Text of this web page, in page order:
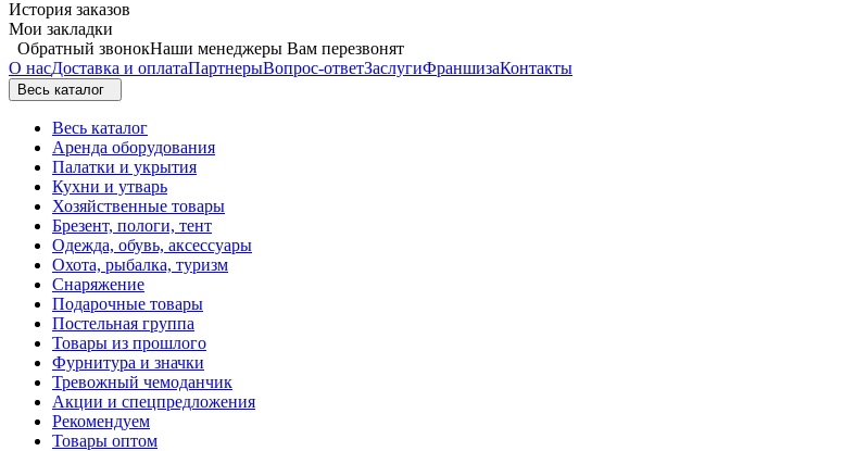
История заказов
Мои закладки
Обратный звонокНаши менеджеры Вам перезвонят
О насДоставка и оплатаПартнерыВопрос-ответЗаслугиФраншизаКонтакты
Весь каталог
Весь каталог
Аренда оборудования
Палатки и укрытия
Кухни и утварь
Хозяйственные товары
Брезент, пологи, тент
Одежда, обувь, аксессуары
Охота, рыбалка, туризм
Снаряжение
Подарочные товары
Постельная группа
Товары из прошлого
Фурнитура и значки
Тревожный чемоданчик
Акции и спецпредложения
Рекомендуем
Товары оптом